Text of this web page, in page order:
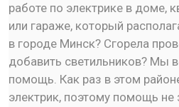
работе по электрике в доме,
или гараже, который
в городе Минск? Сгорела
добавить светильников? Мы
помощь. Как раз в этом
электрик, поэтому помощь не